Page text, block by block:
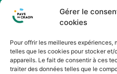
Gérer le
cookies
Pour offrir les meilleures expériences,
telles que les cookies pour stocker
appareils. Le fait de consentir à ces
traiter des données telles que le
Nous contacter
Espace agent - Octime